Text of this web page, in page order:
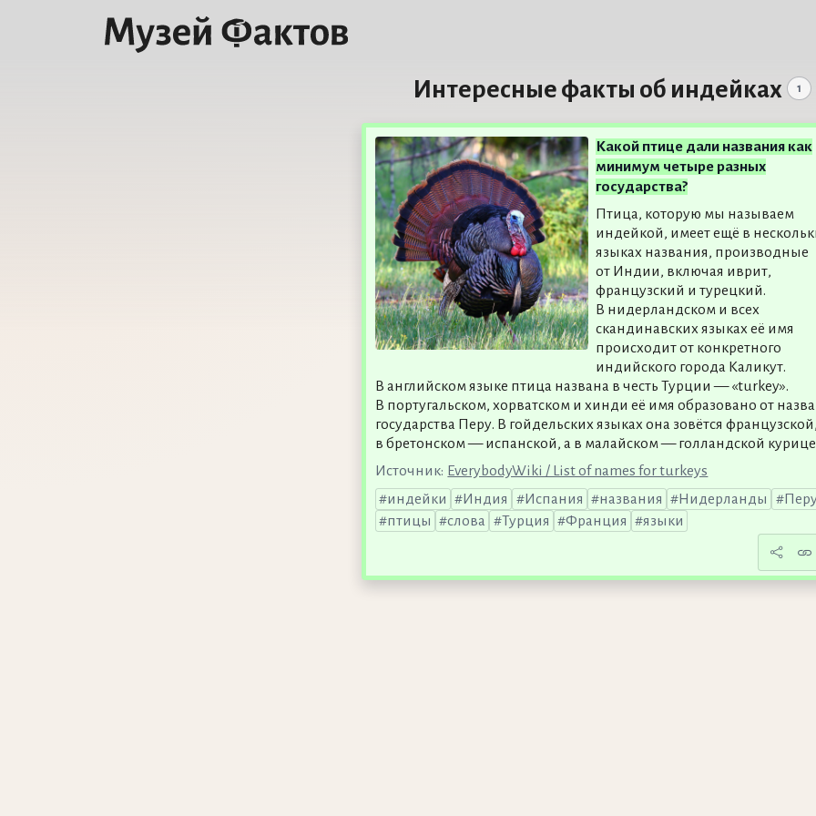
Интересные факты об индейках 1
Какой птице дали названия как
минимум четыре разных
государства?
Птица, которую мы называем
индейкой, имеет ещё в
языках названия, производные
от Индии, включая иврит,
французский и турецкий.
В нидерландском и всех
скандинавских языках её имя
происходит от конкретного
индийского города Каликут.
В английском языке птица названа в честь Турции — «turkey».
В португальском, хорватском и хинди её имя образовано от
государства Перу. В гойдельских языках она зовётся французской,
в бретонском — испанской, а в малайском — голландской
Источник: EverybodyWiki / List of names for turkeys
индейки
Индия Испания названия Нидерланды
птицы
слова Турция Франция языки